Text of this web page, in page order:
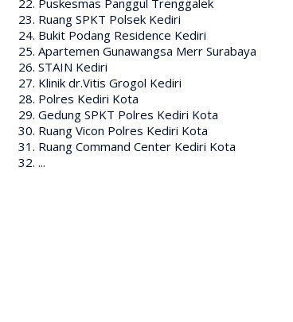
Ruang SPKT Polsek Kediri
Bukit Podang Residence Kediri
Apartemen Gunawangsa Merr Surabaya
STAIN Kediri
Klinik dr.Vitis Grogol Kediri
Polres Kediri Kota
Gedung SPKT Polres Kediri Kota
Ruang Vicon Polres Kediri Kota
Ruang Command Center Kediri Kota
...